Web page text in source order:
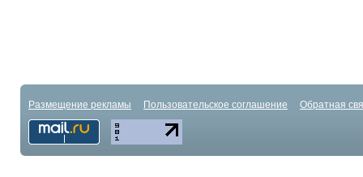
Размещение рекламы Пользовательское соглашение Обратная